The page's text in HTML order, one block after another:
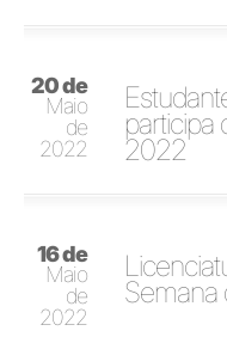
20 de
Maio
de
2022
participa
2022
16 de
Maio
de
2022
Semana